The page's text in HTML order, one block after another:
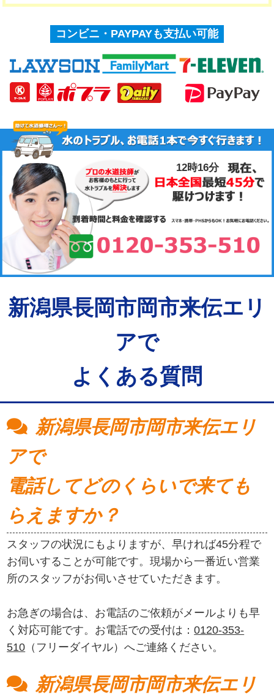
コンビニ・PAYPAYも支払い可能
12時16分
新潟県長岡市岡市来伝エリ
アで
よくある質問
新潟県長岡市岡市来伝エリ
アで
電話してどのくらいで来ても
らえますか？
スタッフの状況にもよりますが、早ければ45分程で
お伺いすることが可能です。現場から一番近い営業
所のスタッフがお伺いさせていただきます。
お急ぎの場合は、お電話のご依頼がメールよりも早
く対応可能です。お電話での受付は：0120-353-
510 （フリーダイヤル）へご連絡ください。
新潟県長岡市岡市来伝エリ